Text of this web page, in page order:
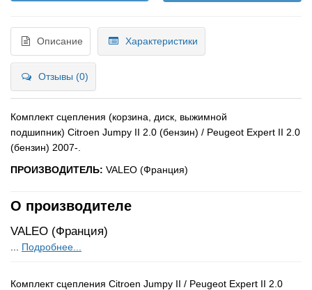
Описание Характеристики
Отзывы (0)
Комплект сцепления (корзина, диск, выжимной
подшипник) Citroen Jumpy II 2.0 (бензин) / Peugeot Expert II 2.0
(бензин) 2007-
ПРОИЗВОДИТЕЛЬ: VALEO (Франция)
О производителе
VALEO (Франция)
Подробнее...
Комплект сцепления Citroen Jumpy II / Peugeot Expert II 2.0